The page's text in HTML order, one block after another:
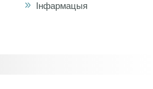
Інфармацыя